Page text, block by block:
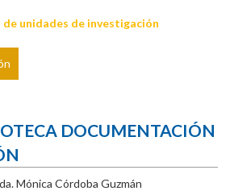
unidades de investigación
DOCUMENTACIÓN
Mónica Córdoba Guzmán